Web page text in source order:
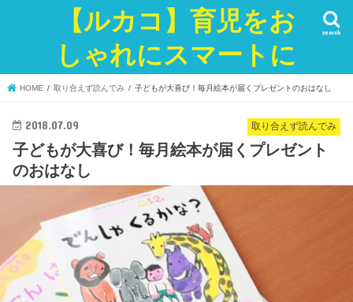
【ルカコ】育児をお
しゃれにスマートに
search
HOME 取り合えず読んでみ 子どもが大喜び！毎月絵本が届くプレゼントのおはなし
取り合えず読んでみ
2018.07.09
子どもが大喜び！毎月絵本が届くプレゼント
のおはなし